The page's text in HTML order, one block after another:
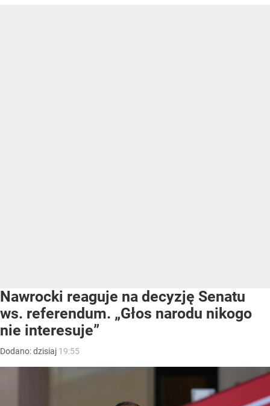
Nawrocki reaguje na decyzję Senatu
ws. referendum. „Głos narodu nikogo
nie interesuje”
Dodano:dzisiaj 19:55